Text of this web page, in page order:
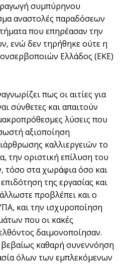
συμπύρηνου
αναστολές παραδόσεων
που επηρέασαν την
ενώ δεν τηρήθηκε ούτε η
Ελλάδος (ΕΚΕ)
πως οι αιτίες για
σύνθετες και απαιτούν
λύσεις που
αξιοποίηση
καλλιεργειών το
την οριστική επίλυση του
τόσο στα χωράφια όσο και
της εργασίας και
προβλέπει και ο
και την ισχυροποίηση
που οι κακές
δαιμονοποίησαν.
βεβαίως καθαρή συνεννόηση
όλων των εμπλεκόμενων